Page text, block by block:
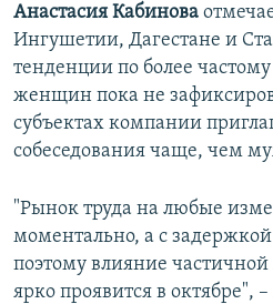
Анастасия Кабинова
Ингушетии, Дагестане и
тенденции по более
женщин пока не
субъектах компании
собеседования чаще, чем
"Рынок труда на любые
моментально, а с
поэтому влияние
ярко проявится в октябре",